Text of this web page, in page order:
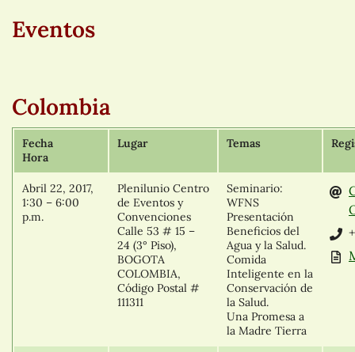
Eventos
Colombia
Fecha
Hora
Lugar Temas
Abril 22, 2017,
1:30 – 6:00
p.m.
Plenilunio Centro
de Eventos y
Convenciones
Calle 53 # 15 –
24 (3° Piso),
BOGOTA
COLOMBIA,
Código Postal #
111311
Seminario:
WFNS
Presentación
Beneficios del
Agua y la Salud.
Comida
Inteligente en la
Conservación de
la Salud.
Una Promesa a
la Madre Tierra